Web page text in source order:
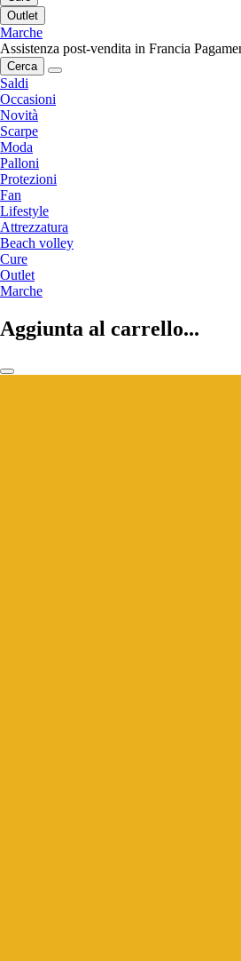
Outlet
Marche
Assistenza post-vendita in Francia
Cerca
Saldi
Occasioni
Novità
Scarpe
Moda
Palloni
Protezioni
Fan
Lifestyle
Attrezzatura
Beach volley
Cure
Outlet
Marche
Aggiunta al carrello...